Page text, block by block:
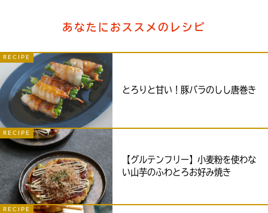
あなたにおススメのレシピ
RECIPE
とろりと甘い！豚バラのしし唐巻き
RECIPE
【グルテンフリー】小麦粉を使わな
い山芋のふわとろお好み焼き
RECIPE